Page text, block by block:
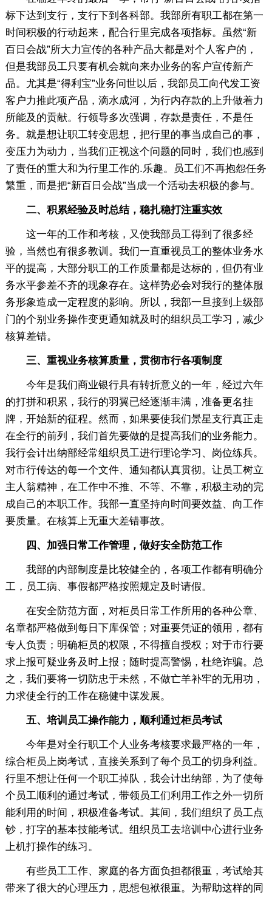
标下达到支行，支行下到各科部。我部所有职工都在第一
时间积极的行动起来，配合行里完成各项指标。虽然“新
百日会战”所大力宣传的各种产品大都是对个人客户的，
但是我部员工只要有机会就向来办业务的客户宣传新产
品。尤其是“得利宝”业务问世以后，我部员工向代发工资
客户力推此项产品，滴水成河，为行内存款的上升做着力
所能及的贡献。行领导多次强调，存款是责任，不是任
务。就是想让职工转变思想，把行里的事当成自己的事，
变压力为动力，当我们正视这个问题的同时，我们也感到
了责任的重大和为行里工作的.乐趣。员工们不再抱怨任务
繁重，而是把“新百日会战”当成一个活动去积极的参与。
二、积累经验及时总结，稳扎稳打注重实效
这一年的工作和考核，又使我部员工得到了很多经
验，当然也有很多教训。我们一直重视员工的整体业务水
平的提高，大部分职工的工作质量都是达标的，但仍有业
务水平参差不齐的现象存在。这样势必会对我行的整体服
务形象造成一定程度的影响。所以，我部一旦接到上级部
门的个别业务操作变更通知就及时的组织员工学习，减少
核算差错。
三、重视业务核算质量，贯彻市行各项制度
今年是我们商业银行具有转折意义的一年，经过六年
的打拼和积累，我行的羽翼已经逐渐丰满，准备更名挂
牌，开始新的征程。然而，如果要使我们景星支行真正走
在全行的前列，我们首先要做的是提高我们的业务能力。
我行会计出纳部经常组织员工进行理论学习、岗位练兵。
对市行传达的每一个文件、通知都认真贯彻。让员工树立
主人翁精神，在工作中不推、不等、不靠，积极主动的完
成自己的本职工作。我部一直坚持向时间要效益、向工作
要质量。在核算上无重大差错事故。
四、加强日常工作管理，做好安全防范工作
我部的内部制度是比较健全的，各项工作都有明确分
工，员工病、事假都严格按照规定及时请假。
在安全防范方面，对柜员日常工作所用的各种公章、
名章都严格做到每日下库保管；对重要凭证的领用，都有
专人负责；明确柜员的权限，不得擅自授权；对于市行要
求上报可疑业务及时上报；随时提高警惕，杜绝诈骗。总
之，我们要将一切防忠于未然，不做亡羊补牢的无用功，
力求使全行的工作在稳健中谋发展。
五、培训员工操作能力，顺利通过柜员考试
今年是对全行职工个人业务考核要求最严格的一年，
综合柜员上岗考试，直接关系到了每个员工的切身利益。
行里不想让任何一个职工掉队，我会计出纳部，为了使每
个员工顺利的通过考试，带领员工们利用工作之外一切所
能利用的时间，积极准备考试。其间，我们组织了员工点
钞，打字的基本技能考试。组织员工去培训中心进行业务
上机打操作的练习。
有些员工工作、家庭的各方面负担都很重，考试给其
带来了很大的心理压力，思想包袱很重。为帮助这样的同